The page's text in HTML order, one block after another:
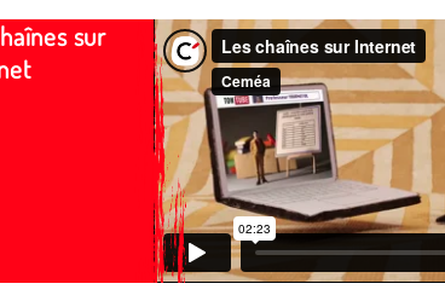
sur